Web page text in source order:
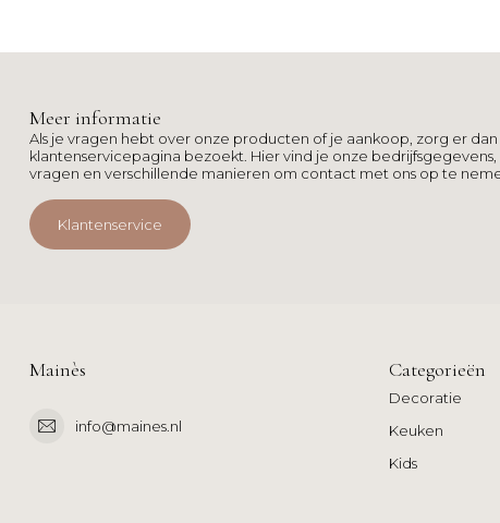
Meer informatie
Als je vragen hebt over onze producten of je aankoop, zorg er
klantenservicepagina bezoekt. Hier vind je onze
vragen en verschillende manieren om contact met ons op te
Klantenservice
Mainès
info@maines.nl
Categorieën
Decoratie
Keuken
Kids